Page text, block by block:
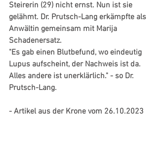
Steirerin (29) nicht ernst. Nun ist sie
gelähmt. Dr. Prutsch-Lang erkämpfte als
Anwältin gemeinsam mit Marija
Schadenersatz.
"Es gab einen Blutbefund, wo eindeutig
Lupus aufscheint, der Nachweis ist da.
Alles andere ist unerklärlich." - so Dr.
Prutsch-Lang.
- Artikel aus der Krone vom 26.10.2023